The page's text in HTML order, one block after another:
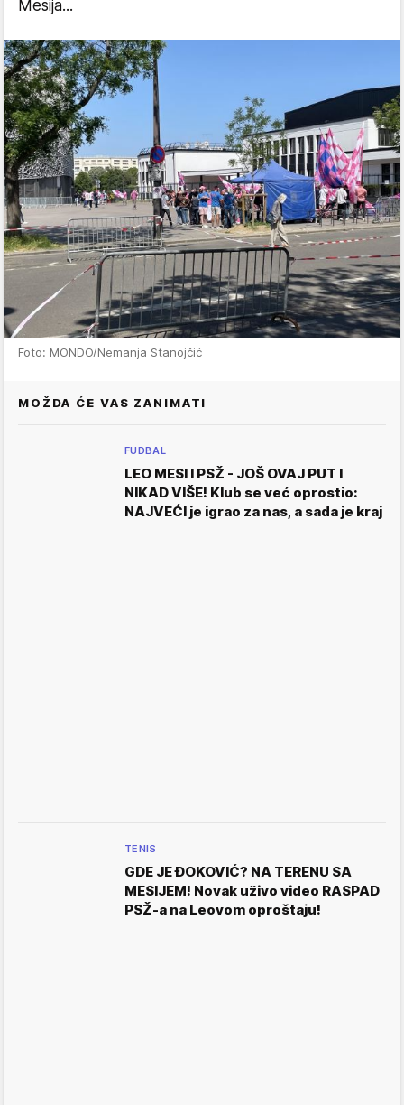
Mesija...
Foto: MONDO/Nemanja Stanojčić
MOŽDA ĆE VAS ZANIMATI
FUDBAL
LEO MESI I PSŽ - JOŠ OVAJ PUT I
NIKAD VIŠE! Klub se već oprostio:
NAJVEĆI je igrao za nas, a sada je kraj
TENIS
GDE JE ĐOKOVIĆ? NA TERENU SA
MESIJEM! Novak uživo video RASPAD
PSŽ-a na Leovom oproštaju!